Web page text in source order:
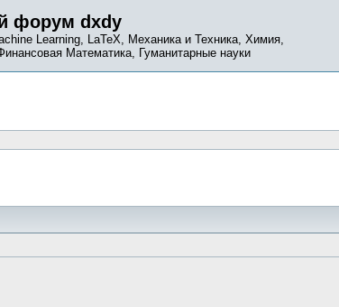
форум dxdy
Learning, LaTeX, Механика и Техника, Химия,
Математика, Гуманитарные науки